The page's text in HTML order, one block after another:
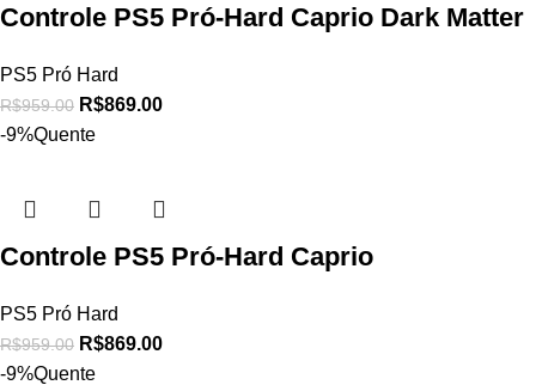
Controle PS5 Pró-Hard Caprio Dark Matter
PS5 Pró Hard
R$959.00 R$869.00
-9%Quente
Controle PS5 Pró-Hard Caprio
PS5 Pró Hard
R$959.00 R$869.00
-9%Quente